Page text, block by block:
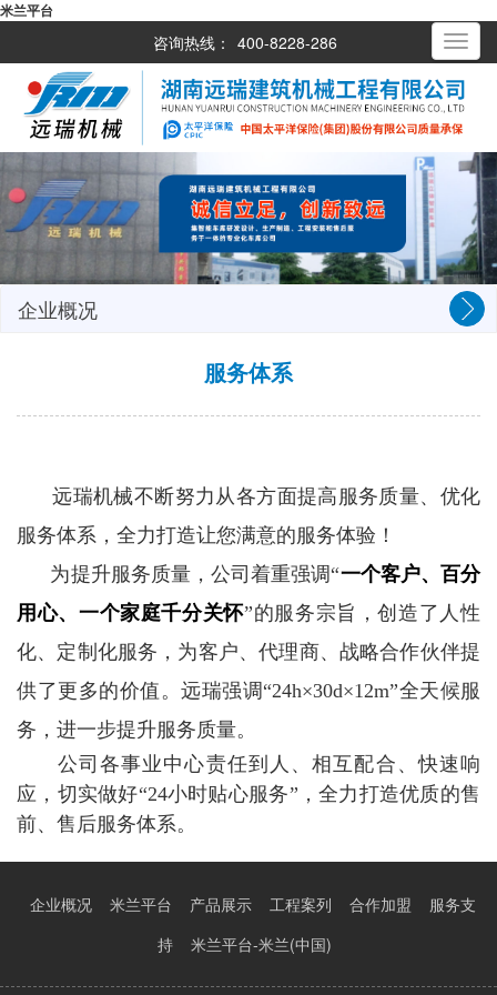
米兰平台
咨询热线： 400-8228-286
企业概况
服务体系
远瑞机械不断努力从各方面提高服务质量、优化
服务体系，全力打造让您满意的服务体验！
为提升服务质量，公司着重强调“一个客户、百分
用心、一个家庭千分关怀”的服务宗旨，创造了人性
化、定制化服务，为客户、代理商、战略合作伙伴提
供了更多的价值。远瑞强调“24h×30d×12m”全天候服
务，进一步提升服务质量。
公司各事业中心责任到人、相互配合、快速响
应，切实做好“24小时贴心服务”，全力打造优质的售
前、售后服务体系。
企业概况 米兰平台 产品展示 工程案列 合作加盟
服务支
持
米兰平台-米兰(中国)
Toggle